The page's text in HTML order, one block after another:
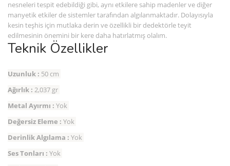
nesneleri tespit edebildiği gibi, aynı etkilere sahip madenler ve diğer
manyetik etkiler de sistemler tarafından algılanmaktadır. Dolayısıyla
kesin teşhis için mutlaka derin ve özellikli bir dedektörle teyit
edilmesinin önemini bir kere daha hatırlatmış olalım.
Teknik Özellikler
Uzunluk : 50 cm
Ağırlık : 2,037 gr
Metal Ayırmı : Yok
Değersiz Eleme : Yok
Derinlik Algılama : Yok
Ses Tonları : Yok